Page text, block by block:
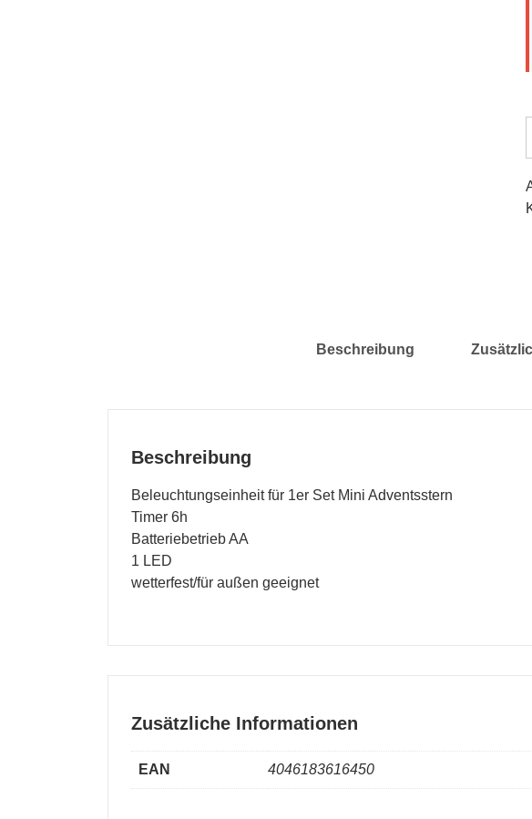
Beschreibung
Beschreibung
Beleuchtungseinheit für 1er Set Mini Adventsstern
Timer 6h
Batteriebetrieb AA
1 LED
wetterfest/für außen geeignet
Zusätzliche Informationen
EAN 4046183616450